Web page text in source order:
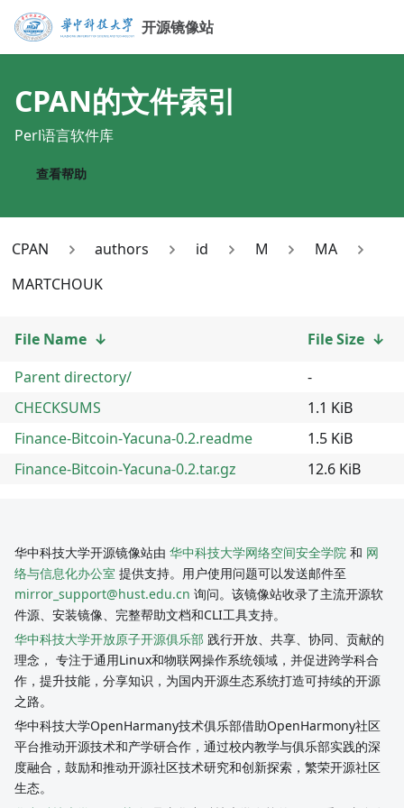
开源镜像站
CPAN的文件索引
Perl语言软件库
查看帮助
CPAN authors id M
MA
MARTCHOUK
File Name ↓ File Size ↓
Parent directory/
-
CHECKSUMS
1.1 KiB
Finance-Bitcoin-Yacuna-0.2.readme
1.5 KiB
Finance-Bitcoin-Yacuna-0.2.tar.gz
12.6 KiB
华中科技大学开源镜像站由 华中科技大学网络空间安全学院 和 网
络与信息化办公室 提供支持。用户使用问题可以发送邮件至
mirror_support@hust.edu.cn 询问。该镜像站收录了主流开源软
件源、安装镜像、完整帮助文档和CLI工具支持。
华中科技大学开放原子开源俱乐部 践行开放、共享、协同、贡献的
理念， 专注于通用Linux和物联网操作系统领域，并促进跨学科合
作，提升技能，分享知识，为国内开源生态系统打造可持续的开源
之路。
华中科技大学OpenHarmany技术俱乐部借助OpenHarmony社区
平台推动开源技术和产学研合作，通过校内教学与俱乐部实践的深
度融合，鼓励和推动开源社区技术研究和创新探索，繁荣开源社区
生态。